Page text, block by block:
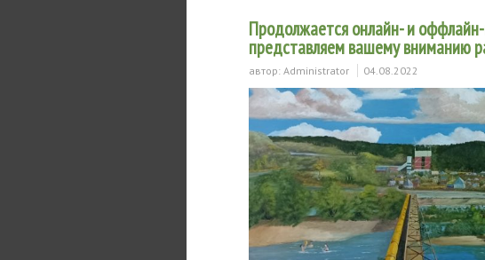
Продолжается онлайн- и
представляем вашему вниманию
автор: Administrator 04.08.2022